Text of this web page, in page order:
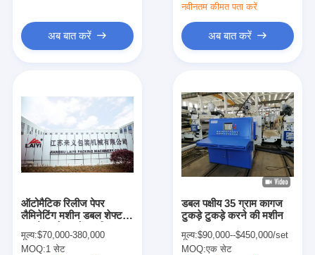
अब बात करें
नवीनतम कीमत पता करें
अब बात करें
ऑटोमैटिक रिलीज पेपर
लैमिनेटिंग मशीन डबल शेफ्ट -
ड्रिंक सिंगल टी-डाई
मूल्य:$70,000-380,000
MOQ:1 सेट
डबल पक्षीय 35 ग्राम कागज
टुकड़े टुकड़े करने की मशीन
मूल्य:$90,000--$450,000/set
MOQ:एक सेट